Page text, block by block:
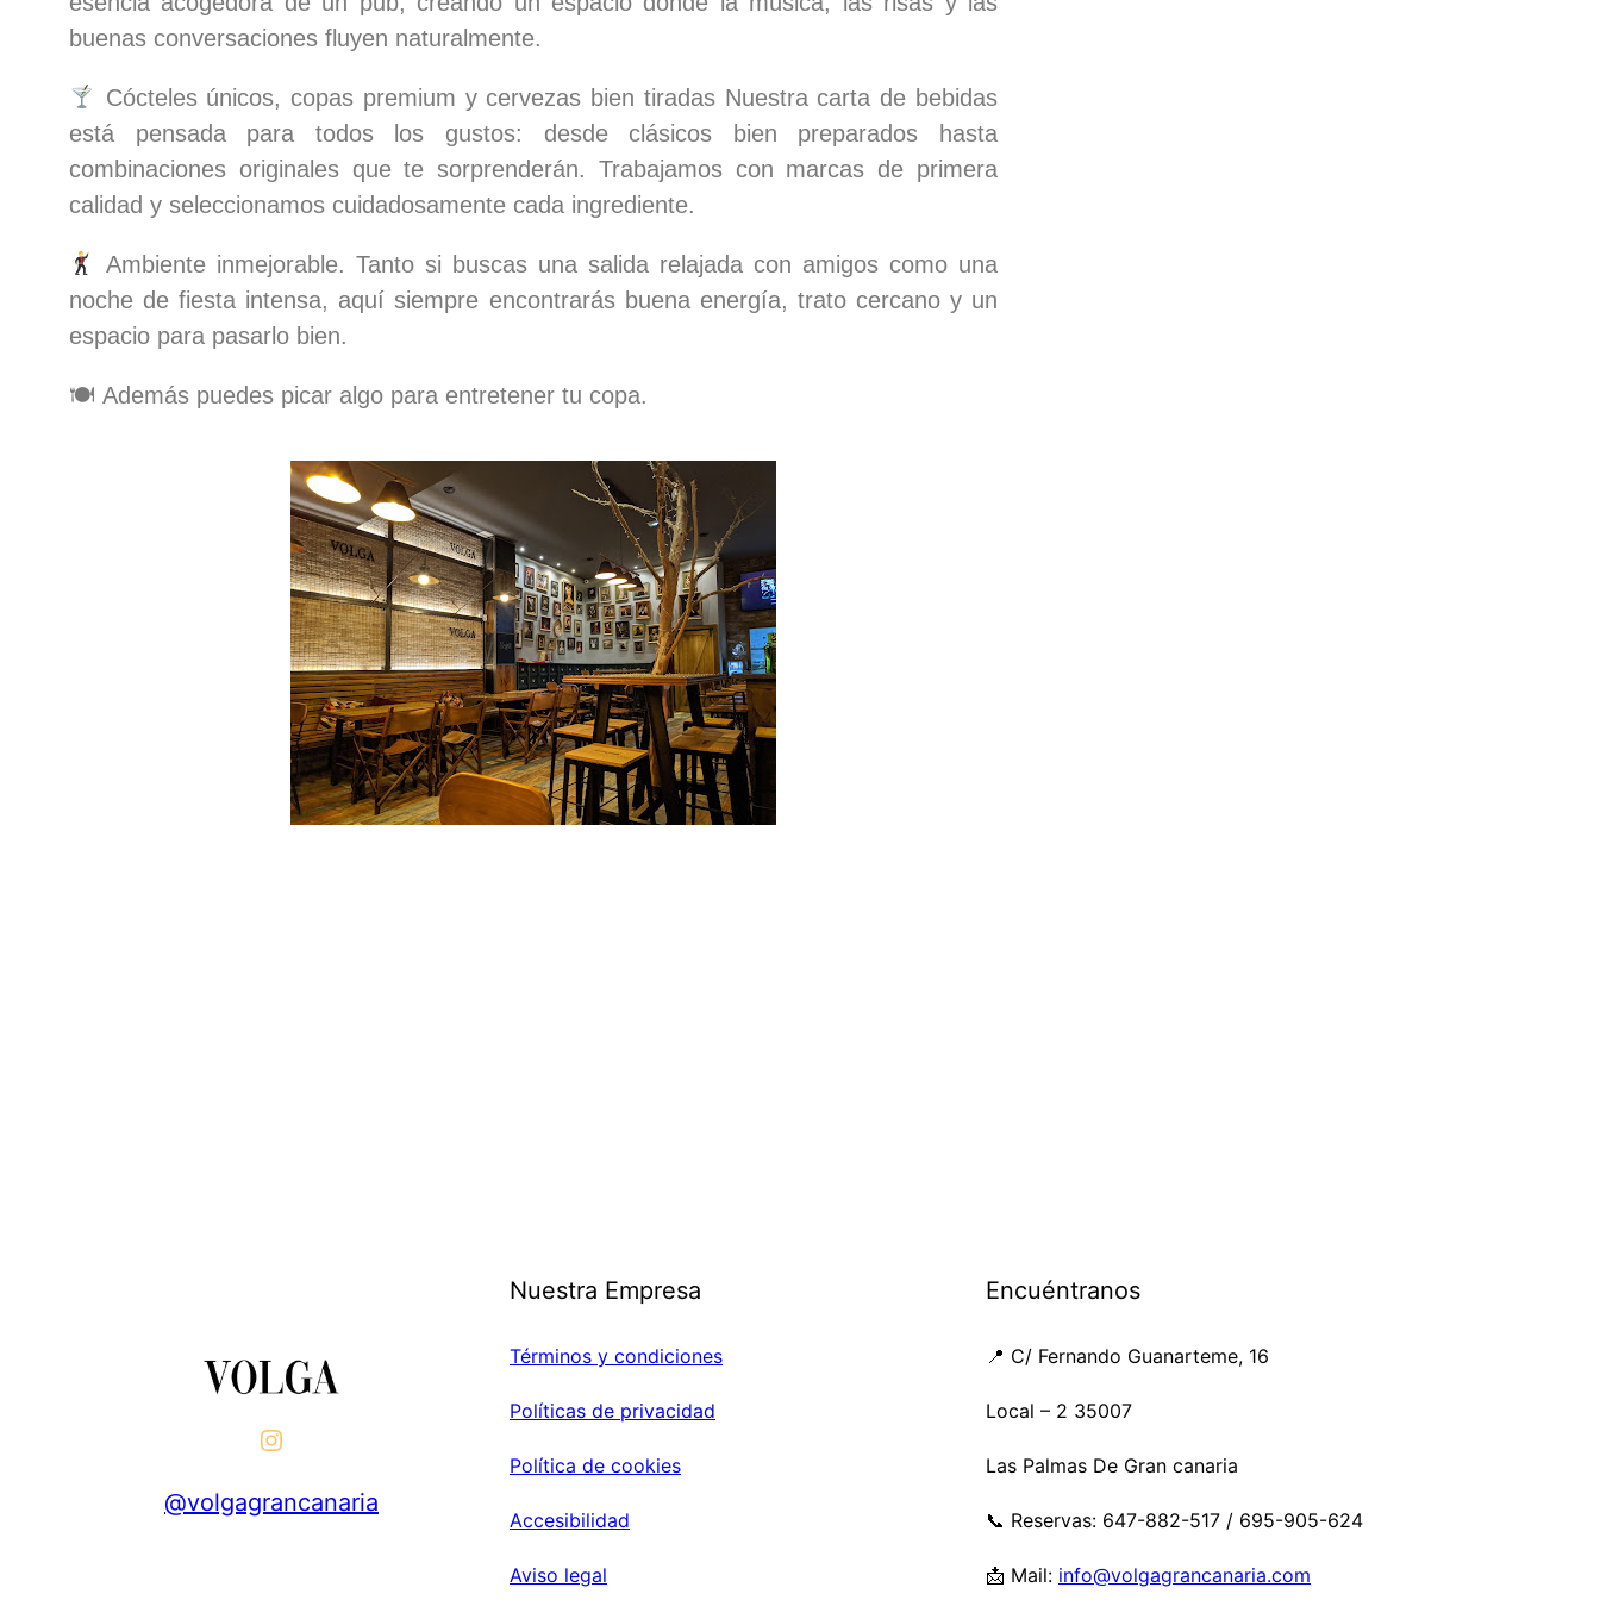
buenas conversaciones fluyen naturalmente.
Cócteles únicos, copas premium y cervezas bien tiradas Nuestra carta de bebidas
está pensada para todos los gustos: desde clásicos bien preparados hasta
combinaciones originales que te sorprenderán. Trabajamos con marcas de primera
calidad y seleccionamos cuidadosamente cada ingrediente.
Ambiente inmejorable. Tanto si buscas una salida relajada con amigos como una
noche de fiesta intensa, aquí siempre encontrarás buena energía, trato cercano y un
espacio para pasarlo bien.
🍽️ Además puedes picar algo para entretener tu copa.
@volgagrancanaria
Nuestra Empresa
Términos y condiciones
Políticas de privacidad
Política de cookies
Accesibilidad
Aviso legal
Encuéntranos
📍 C/ Fernando Guanarteme, 16
Local – 2 35007
Las Palmas De Gran canaria
📞 Reservas: 647-882-517 / 695-905-624
📩 Mail: info@volgagrancanaria.com